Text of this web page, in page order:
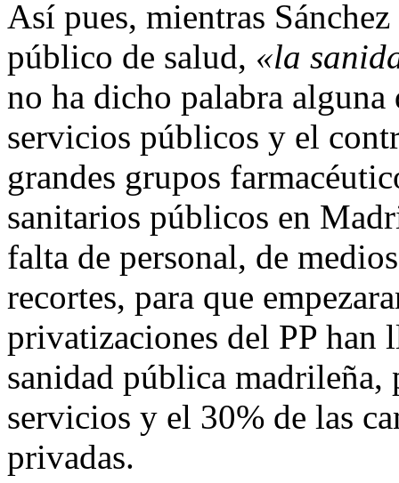
Así pues, mientras
público de salud, «la
no ha dicho palabra
servicios públicos y el
grandes grupos
sanitarios públicos en
falta de personal, de
recortes, para que
privatizaciones del PP han
sanidad pública
servicios y el 30% de las
privadas.